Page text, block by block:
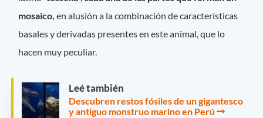
mosaico, en alusión a la combinación de características
basales y derivadas presentes en este animal, que lo
hacen muy peculiar.
Leé también
Descubren restos fósiles de un gigantesco
y antiguo monstruo marino en Perú